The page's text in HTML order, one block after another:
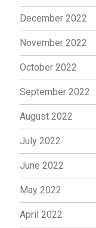
December 2022
November 2022
October 2022
September 2022
August 2022
July 2022
June 2022
May 2022
April 2022